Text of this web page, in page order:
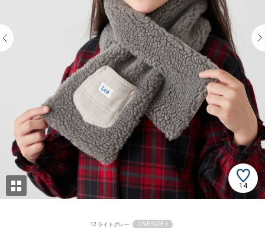
14
12 ライトグレー ONE SIZE ×